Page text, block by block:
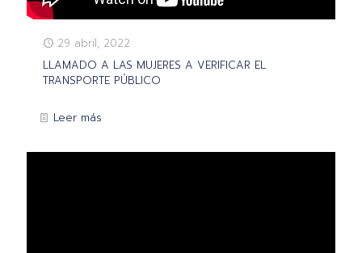
29 abril, 2022
LLAMADO A LAS MUJERES A VERIFICAR EL
TRANSPORTE PÚBLICO
Leer más